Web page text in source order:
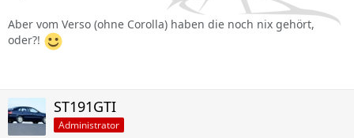
Aber vom Verso (ohne Corolla) haben die noch nix gehört,
oder?!
ST191GTI
Administrator